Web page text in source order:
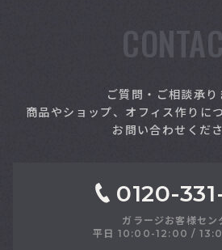
ご質問・ご相談承り
商品やショップ、オフィス作りに
お問い合わせくださ
0120-
ガラージお客様セン
平日 10:00-12:00 /